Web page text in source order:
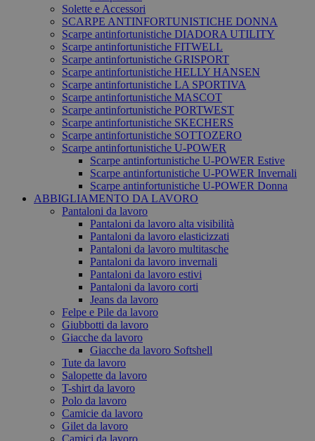
Solette e Accessori
SCARPE ANTINFORTUNISTICHE DONNA
Scarpe antinfortunistiche DIADORA UTILITY
Scarpe antinfortunistiche FITWELL
Scarpe antinfortunistiche GRISPORT
Scarpe antinfortunistiche HELLY HANSEN
Scarpe antinfortunistiche LA SPORTIVA
Scarpe antinfortunistiche MASCOT
Scarpe antinfortunistiche PORTWEST
Scarpe antinfortunistiche SKECHERS
Scarpe antinfortunistiche SOTTOZERO
Scarpe antinfortunistiche U-POWER
Scarpe antinfortunistiche U-POWER Estive
Scarpe antinfortunistiche U-POWER Invernali
Scarpe antinfortunistiche U-POWER Donna
ABBIGLIAMENTO DA LAVORO
Pantaloni da lavoro
Pantaloni da lavoro alta visibilità
Pantaloni da lavoro elasticizzati
Pantaloni da lavoro multitasche
Pantaloni da lavoro invernali
Pantaloni da lavoro estivi
Pantaloni da lavoro corti
Jeans da lavoro
Felpe e Pile da lavoro
Giubbotti da lavoro
Giacche da lavoro
Giacche da lavoro Softshell
Tute da lavoro
Salopette da lavoro
T-shirt da lavoro
Polo da lavoro
Camicie da lavoro
Gilet da lavoro